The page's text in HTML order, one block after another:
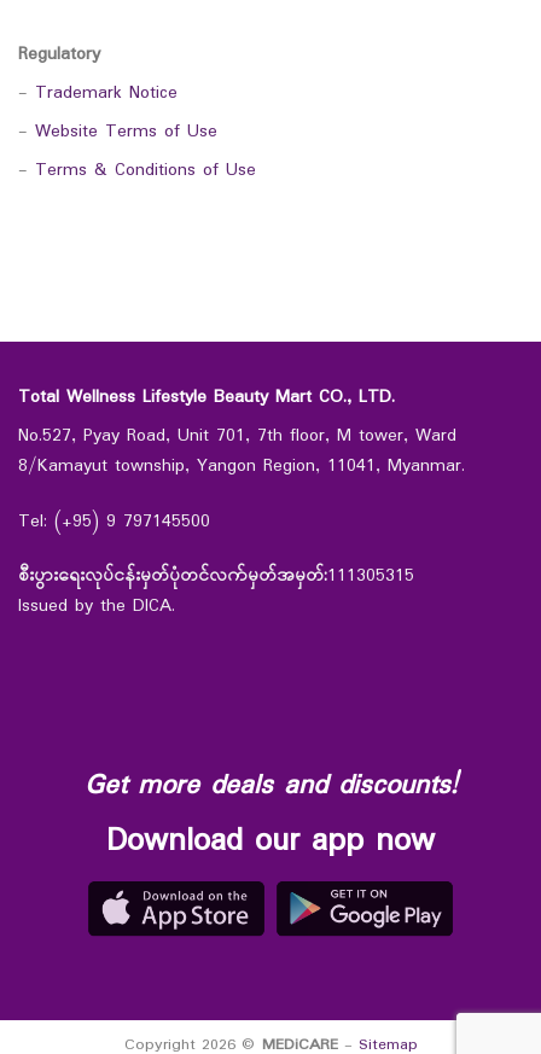
Regulatory
- Trademark Notice
- Website Terms of Use
- Terms & Conditions of Use
Total Wellness Lifestyle Beauty Mart CO., LTD.
No.527, Pyay Road, Unit 701, 7th floor, M tower, Ward
8/Kamayut township, Yangon Region, 11041, Myanmar.
Tel: (+95) 9 797145500
စီးပွားရေးလုပ်ငန်းမှတ်ပုံတင်လက်မှတ်အမှတ်:111305315
Issued by the DICA.
Get more deals and discounts!
Download our app now
Copyright 2026 © MEDiCARE- Sitemap